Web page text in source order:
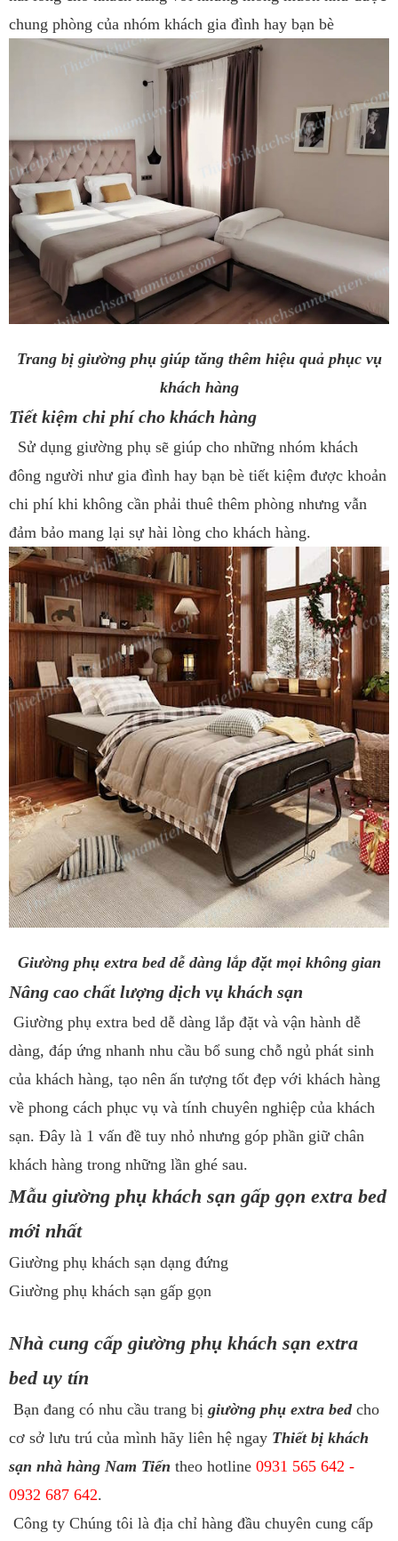
chung phòng của nhóm khách gia đình hay bạn bè
Trang bị giường phụ giúp tăng thêm hiệu quả phục vụ
khách hàng
Tiết kiệm chi phí cho khách hàng
Sử dụng giường phụ sẽ giúp cho những nhóm khách
đông người như gia đình hay bạn bè tiết kiệm được khoản
chi phí khi không cần phải thuê thêm phòng nhưng vẫn
đảm bảo mang lại sự hài lòng cho khách hàng.
Giường phụ extra bed dễ dàng lắp đặt mọi không gian
Nâng cao chất lượng dịch vụ khách sạn
Giường phụ extra bed dễ dàng lắp đặt và vận hành dễ
dàng, đáp ứng nhanh nhu cầu bổ sung chỗ ngủ phát sinh
của khách hàng, tạo nên ấn tượng tốt đẹp với khách hàng
về phong cách phục vụ và tính chuyên nghiệp của khách
sạn. Đây là 1 vấn đề tuy nhỏ nhưng góp phần giữ chân
khách hàng trong những lần ghé sau.
Mẫu giường phụ khách sạn gấp gọn extra bed
mới nhất
Giường phụ khách sạn dạng đứng
Giường phụ khách sạn gấp gọn
Nhà cung cấp giường phụ khách sạn extra
bed uy tín
Bạn đang có nhu cầu trang bị giường phụ extra bedcho
cơ sở lưu trú của mình hãy liên hệ ngay Thiết bị khách
sạn nhà hàng Nam Tiến theo hotline 0931 565 642 -
0932 687 642.
Công ty Chúng tôi là địa chỉ hàng đầu chuyên cung cấp